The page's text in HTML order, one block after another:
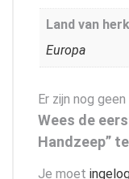
Land van
Europa
Er zijn nog
Wees de
Handzeep”
Je moet